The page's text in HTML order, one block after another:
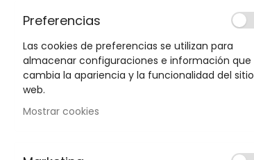
Marcas
Oportunidad!
Preferencias
Las cookies de preferencias se utilizan para
almacenar configuraciones e información que
cambia la apariencia y la funcionalidad del sitio
web.
Mostrar cookies